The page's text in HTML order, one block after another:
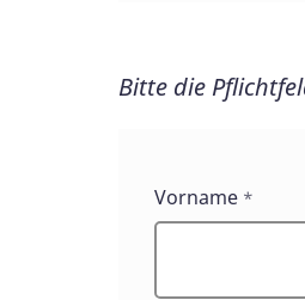
Bitte die
Vorname *